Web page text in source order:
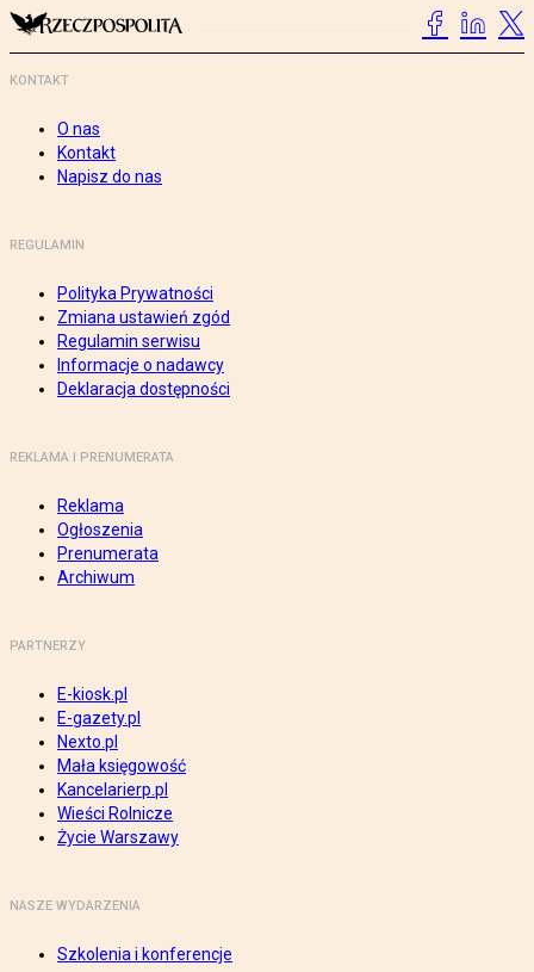
KONTAKT
O nas
Kontakt
Napisz do nas
REGULAMIN
Polityka Prywatności
Zmiana ustawień zgód
Regulamin serwisu
Informacje o nadawcy
Deklaracja dostępności
REKLAMA I PRENUMERATA
Reklama
Ogłoszenia
Prenumerata
Archiwum
PARTNERZY
E-kiosk.pl
E-gazety.pl
Nexto.pl
Mała księgowość
Kancelarierp.pl
Wieści Rolnicze
Życie Warszawy
NASZE WYDARZENIA
Szkolenia i konferencje